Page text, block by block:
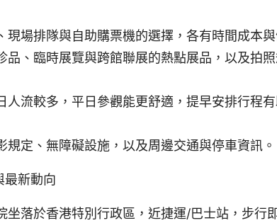
現場排隊與自助購票機的選擇，各有時間成本與
品、臨時展覽與跨館聯展的熱點展品，以及拍
人流較多，平日參觀能更舒適，提早安排行程
規定、無障礙設施，以及周邊交通與停車資訊。
最新動向
坐落於香港特別行政區，近捷運/巴士站，步行